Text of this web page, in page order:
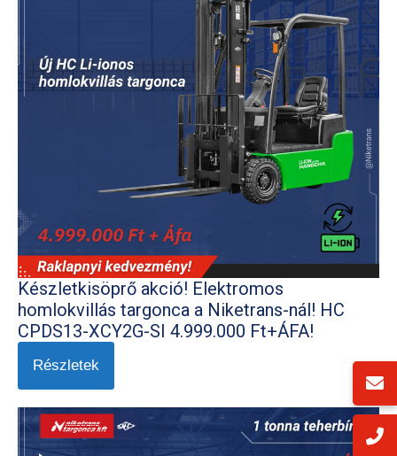
Készletkisöprő akció! Elektromos
homlokvillás targonca a Niketrans-nál! HC
CPDS13-XCY2G-SI 4.999.000 Ft+ÁFA!
Részletek